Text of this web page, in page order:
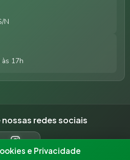
e Privacidade
N
17h
redes sociais